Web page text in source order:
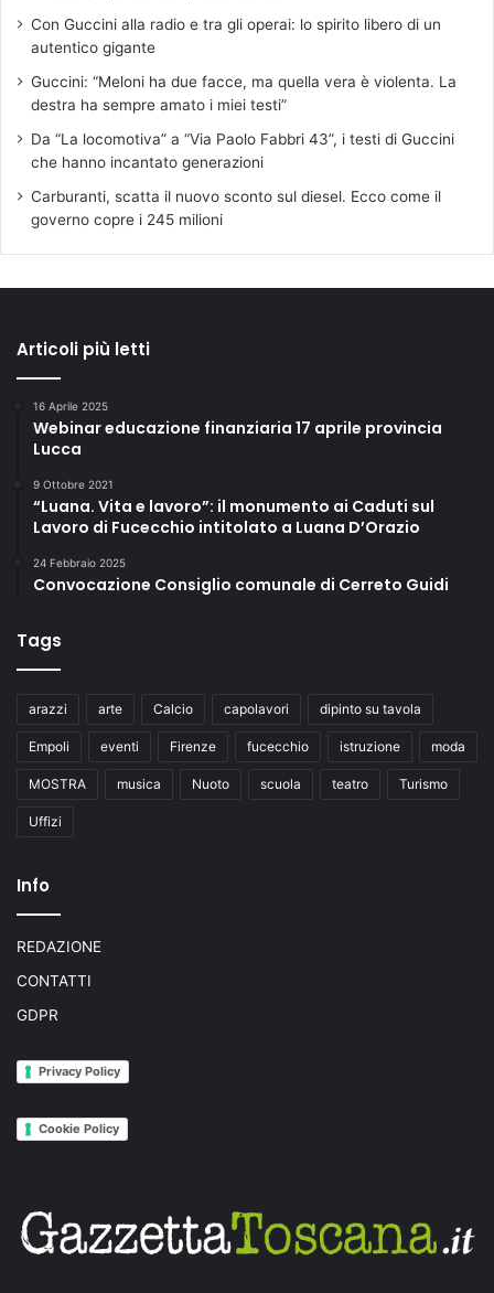
Con Guccini alla radio e tra gli operai: lo spirito libero di un
autentico gigante
Guccini: “Meloni ha due facce, ma quella vera è violenta. La
destra ha sempre amato i miei testi”
Da “La locomotiva” a “Via Paolo Fabbri 43”, i testi di Guccini
che hanno incantato generazioni
Carburanti, scatta il nuovo sconto sul diesel. Ecco come il
governo copre i 245 milioni
Articoli più letti
16 Aprile 2025
Webinar educazione finanziaria 17 aprile provincia
Lucca
9 Ottobre 2021
“Luana. Vita e lavoro”: il monumento ai Caduti sul
Lavoro di Fucecchio intitolato a Luana D’Orazio
24 Febbraio 2025
Convocazione Consiglio comunale di Cerreto Guidi
Tags
arazzi arte Calcio capolavori dipinto su tavola
Empoli eventi Firenze fucecchio istruzione moda
MOSTRA musica Nuoto scuola teatro Turismo
Uffizi
Info
REDAZIONE
CONTATTI
GDPR
Privacy Policy
Cookie Policy